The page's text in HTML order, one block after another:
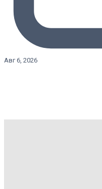
Авг 6, 2026